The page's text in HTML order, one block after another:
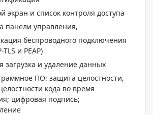
экран и список контроля доступа
панели управления,
беспроводного подключения
TLS и PEAP)
загрузка и удаление данных
ПО: защита целостности,
кода во время
цифровая подпись;